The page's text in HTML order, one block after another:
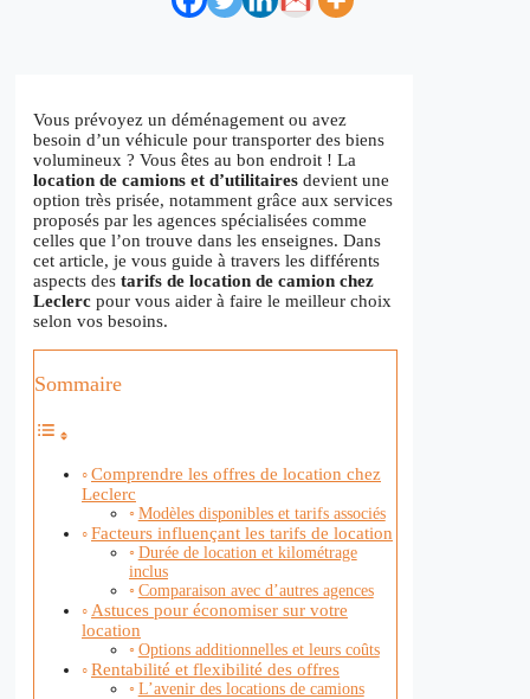
Vous prévoyez un déménagement ou avez
besoin d’un véhicule pour transporter des biens
volumineux ? Vous êtes au bon endroit ! La
location de camions et d’utilitaires devient une
option très prisée, notamment grâce aux services
proposés par les agences spécialisées comme
celles que l’on trouve dans les enseignes. Dans
cet article, je vous guide à travers les différents
aspects des tarifs de location de camion chez
Leclerc pour vous aider à faire le meilleur choix
selon vos besoins.
Sommaire
Comprendre les offres de location chez
Leclerc
Modèles disponibles et tarifs associés
Facteurs influençant les tarifs de location
Durée de location et kilométrage
inclus
Comparaison avec d’autres agences
Astuces pour économiser sur votre
location
Options additionnelles et leurs coûts
Rentabilité et flexibilité des offres
L’avenir des locations de camions